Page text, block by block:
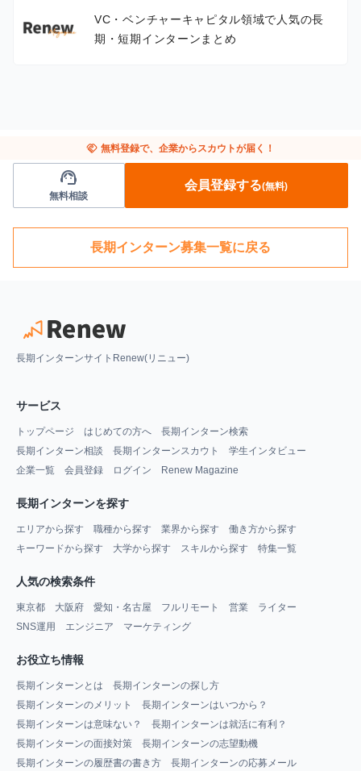
VC・ベンチャーキャピタル領域で人気の長
期・短期インターンまとめ
handshake 無料登録で、企業からスカウトが届く！
support_agent
無料相談
会員登録する(無料)
長期インターン募集一覧に戻る
長期インターンサイトRenew(リニュー)
サービス
トップページ はじめての方へ
長期インターン検索
長期インターン相談
長期インターンスカウト
学生インタビュー
企業一覧
会員登録 ログイン Renew Magazine
長期インターンを探す
エリアから探す 職種から探す 業界から探す
働き方から探す
キーワードから探す
大学から探す スキルから探す 特集一覧
人気の検索条件
東京都 大阪府 愛知・名古屋 フルリモート 営業
ライター
SNS運用
エンジニア マーケティング
お役立ち情報
長期インターンとは
長期インターンの探し方
長期インターンのメリット
長期インターンはいつから？
長期インターンは意味ない？
長期インターンは就活に有利？
長期インターンの面接対策
長期インターンの志望動機
長期インターンの履歴書の書き方
長期インターンの応募メール